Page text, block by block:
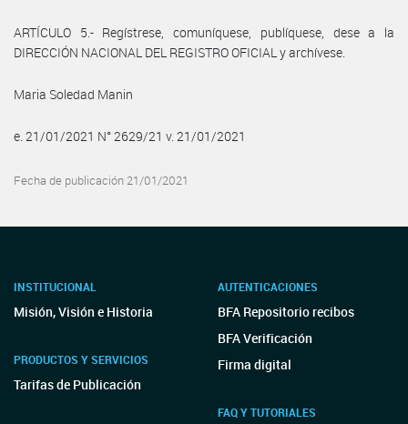
ARTÍCULO 5.- Regístrese, comuníquese, publíquese, dese a la
DIRECCIÓN NACIONAL DEL REGISTRO OFICIAL y archívese.
Maria Soledad Manin
e. 21/01/2021 N° 2629/21 v. 21/01/2021
Fecha de publicación 21/01/2021
INSTITUCIONAL
Misión, Visión e Historia
PRODUCTOS Y SERVICIOS
Tarifas de Publicación
AUTENTICACIONES
BFA Repositorio recibos
BFA Verificación
Firma digital
FAQ Y TUTORIALES